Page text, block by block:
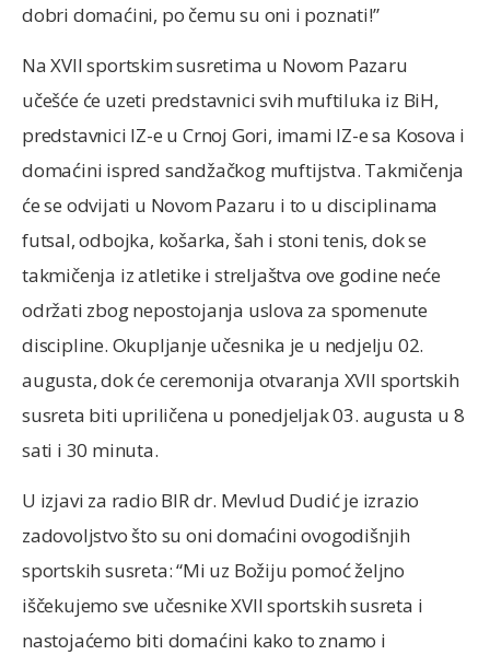
dobri domaćini, po čemu su oni i poznati!”
Na XVII sportskim susretima u Novom Pazaru
učešće će uzeti predstavnici svih muftiluka iz BiH,
predstavnici IZ-e u Crnoj Gori, imami IZ-e sa Kosova i
domaćini ispred sandžačkog muftijstva. Takmičenja
će se odvijati u Novom Pazaru i to u disciplinama
futsal, odbojka, košarka, šah i stoni tenis, dok se
takmičenja iz atletike i streljaštva ove godine neće
održati zbog nepostojanja uslova za spomenute
discipline. Okupljanje učesnika je u nedjelju 02.
augusta, dok će ceremonija otvaranja XVII sportskih
susreta biti upriličena u ponedjeljak 03. augusta u 8
sati i 30 minuta.
U izjavi za radio BIR dr. Mevlud Dudić je izrazio
zadovoljstvo što su oni domaćini ovogodišnjih
sportskih susreta: “Mi uz Božiju pomoć željno
iščekujemo sve učesnike XVII sportskih susreta i
nastojaćemo biti domaćini kako to znamo i